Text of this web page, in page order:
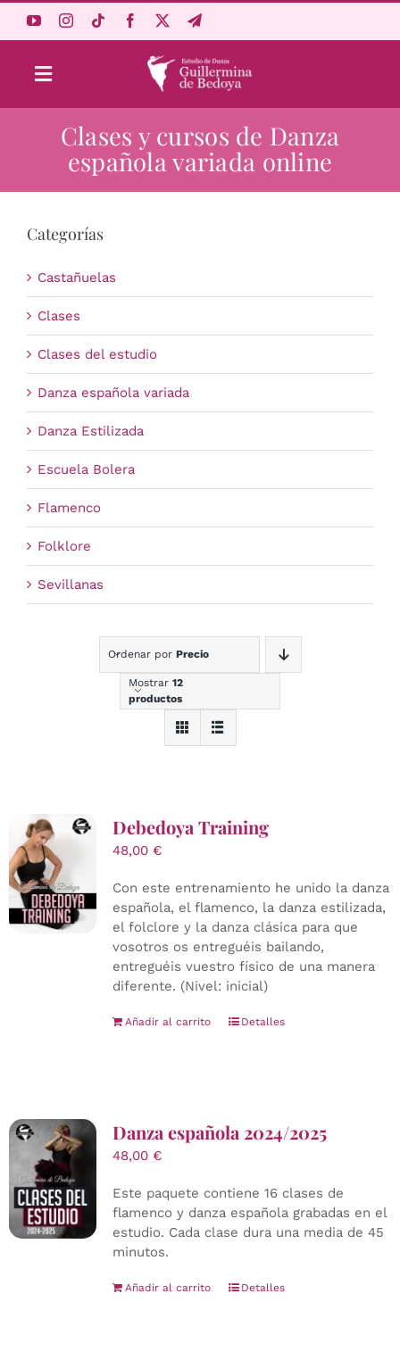
Toggle
Navigation
Aprende Online
Estudio
Carrito
Clases y cursos de Danza
española variada online
Categorías
Castañuelas
Clases
Clases del estudio
Danza española variada
Danza Estilizada
Escuela Bolera
Flamenco
Folklore
Sevillanas
Ordenar por Precio
Mostrar 12
productos
Debedoya Training
48,00 €
Con este entrenamiento he unido la danza
española, el flamenco, la danza estilizada,
el folclore y la danza clásica para que
vosotros os entreguéis bailando,
entreguéis vuestro físico de una manera
diferente. (Nivel: inicial)
Añadir al carrito Detalles
Danza española 2024/2025
48,00 €
Este paquete contiene 16 clases de
flamenco y danza española grabadas en el
estudio. Cada clase dura una media de 45
minutos.
Añadir al carrito Detalles